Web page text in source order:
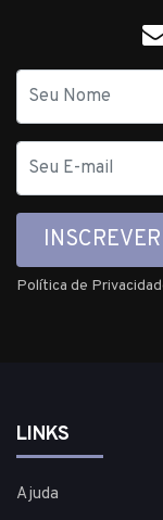
mail
INSCREVER
Política de
LINKS
Ajuda